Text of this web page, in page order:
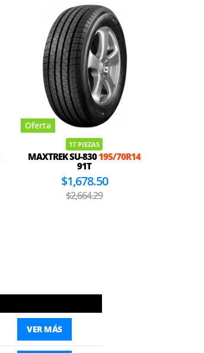
Oferta
17 PIEZAS
MAXTREK SU-830195/70R14
91T
$1,678.50
$2,664.29
VER MÁS